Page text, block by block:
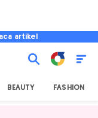
artikel
BEAUTY FASHION